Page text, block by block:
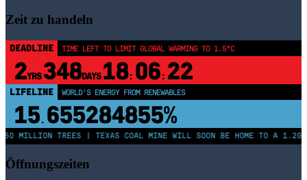
Zeit zu handeln
DEADLINE TIME LEFT TO LIMIT GLOBAL WARMING TO 1.5°C
2YRS348DAYS 18: 06: 22
LIFELINE WORLD'S ENERGY FROM RENEWABLES
15. 655284860%
MILLION TREES | TEXAS COAL MINE WILL SOON BE HOME TO A
Öffnungszeiten